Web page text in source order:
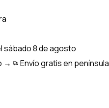
sábado 8 de agosto
→
Envío gratis en península